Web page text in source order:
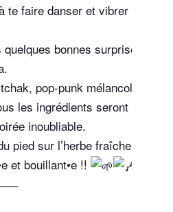
te faire danser et vibrer tout au
quelques bonnes surprises,
pop-punk mélancolique,
les ingrédients seront là pour
inoubliable.
pied sur l’herbe fraîche avec
et bouillant•e !!